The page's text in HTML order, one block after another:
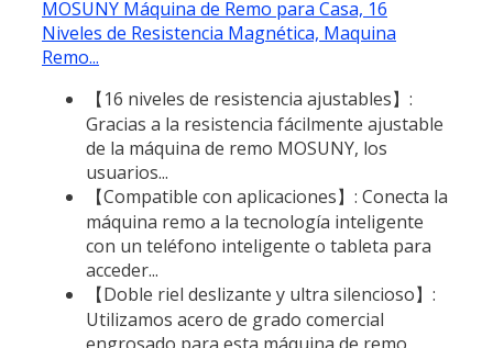
MOSUNY Máquina de Remo para Casa, 16
Niveles de Resistencia Magnética, Maquina
Remo...
【16 niveles de resistencia ajustables】:
Gracias a la resistencia fácilmente ajustable
de la máquina de remo MOSUNY, los
usuarios...
【Compatible con aplicaciones】: Conecta la
máquina remo a la tecnología inteligente
con un teléfono inteligente o tableta para
acceder...
【Doble riel deslizante y ultra silencioso】:
Utilizamos acero de grado comercial